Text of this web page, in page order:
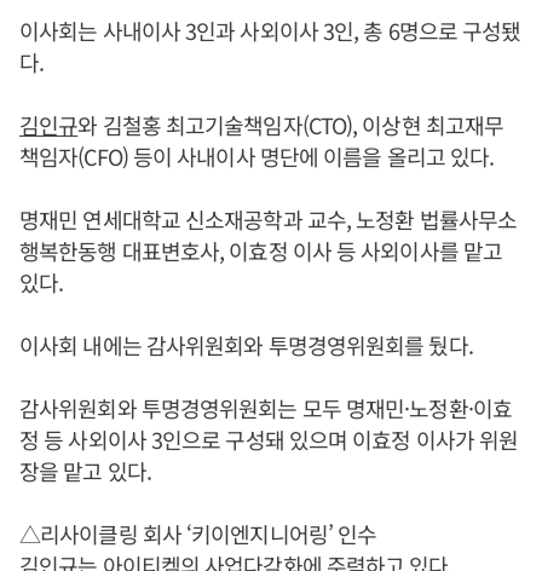
이사회는 사내이사 3인과 사외이사 3인, 총 6명으로 구성됐
다.
김인규와 김철홍 최고기술책임자(CTO), 이상현 최고재무
책임자(CFO) 등이 사내이사 명단에 이름을 올리고 있다.
명재민 연세대학교 신소재공학과 교수, 노정환 법률사무소
행복한동행 대표변호사, 이효정 이사 등 사외이사를 맡고
있다.
이사회 내에는 감사위원회와 투명경영위원회를 뒀다.
감사위원회와 투명경영위원회는 모두 명재민·노정환·이효
정 등 사외이사 3인으로 구성돼 있으며 이효정 이사가 위원
장을 맡고 있다.
△리사이클링 회사 ‘키이엔지니어링’ 인수